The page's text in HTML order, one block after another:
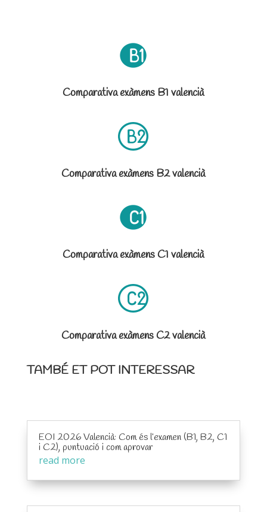
Comparativa exàmens B1 valencià
Comparativa exàmens B2 valencià
Comparativa exàmens C1 valencià
Comparativa exàmens C2 valencià
TAMBÉ ET POT INTERESSAR
EOI 2026 Valencià: Com és l’examen (B1, B2, C1
i C2), puntuació i com aprovar
read more